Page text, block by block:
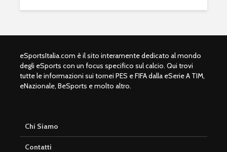
eSportsItalia.com è il sito interamente dedicato al mondo
degli eSports con un focus specifico sul calcio. Qui trovi
tutte le informazioni sui tornei PES e FIFA dalla eSerie A TIM,
eNazionale, BeSports e molto altro.
Chi Siamo
Contatti